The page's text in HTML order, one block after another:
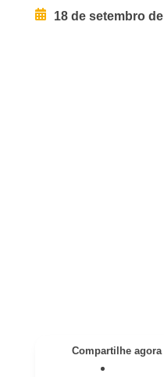
18 de setembro
Compartilhe